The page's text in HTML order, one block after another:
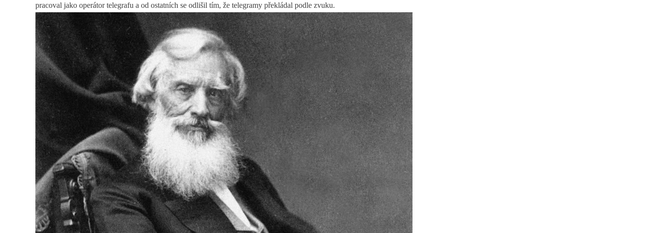
pracoval jako operátor telegrafu a od ostatních se odlišil tím, že telegramy překládal podle zvuku.